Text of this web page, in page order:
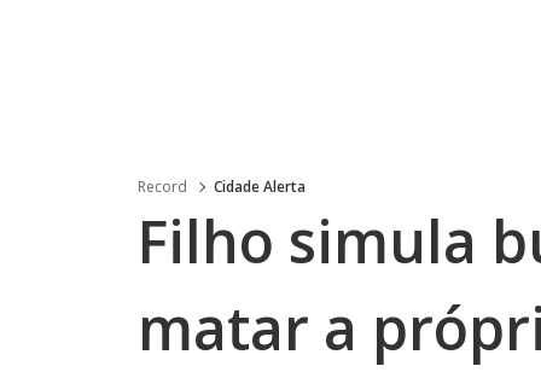
Record Cidade Alerta
Filho simula
matar a